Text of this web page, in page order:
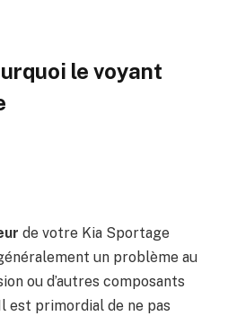
le voyant
de votre Kia Sportage
un problème au
ou d’autres composants
est primordial de ne pas